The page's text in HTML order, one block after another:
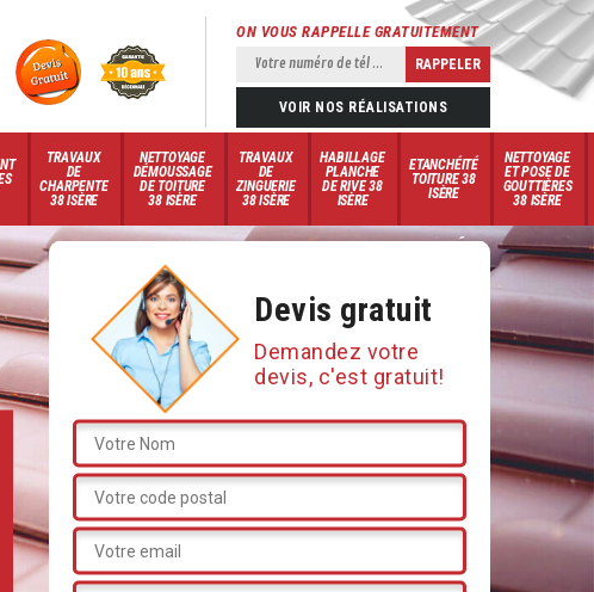
ON VOUS RAPPELLE GRATUITEMENT
VOIR NOS RÉALISATIONS
TRAVAUX
DE
CHARPENTE
38 ISÈRE
NETTOYAGE
DÉMOUSSAGE
DE TOITURE
38 ISÈRE
TRAVAUX
DE
ZINGUERIE
38 ISÈRE
HABILLAGE
PLANCHE
DE RIVE 38
ISÈRE
ETANCHÉITÉ
TOITURE 38
ISÈRE
NETTOYAGE
ET POSE DE
GOUTTIÈRES
38 ISÈRE
Devis gratuit
Demandez votre
devis, c'est gratuit!